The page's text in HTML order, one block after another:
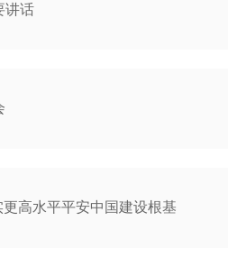
讲话
高水平平安中国建设根基